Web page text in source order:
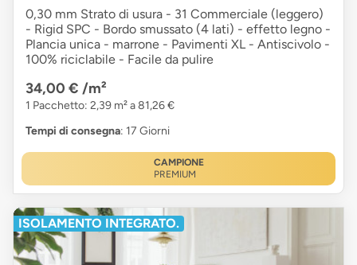
0,30 mm Strato di usura - 31 Commerciale (leggero)
- Rigid SPC - Bordo smussato (4 lati) - effetto legno -
Plancia unica - marrone - Pavimenti XL - Antiscivolo -
100% riciclabile - Facile da pulire
34,00 € /m²
1 Pacchetto: 2,39 m² a 81,26 €
Tempi di consegna: 17 Giorni
CAMPIONE
PREMIUM
ISOLAMENTO INTEGRATO.